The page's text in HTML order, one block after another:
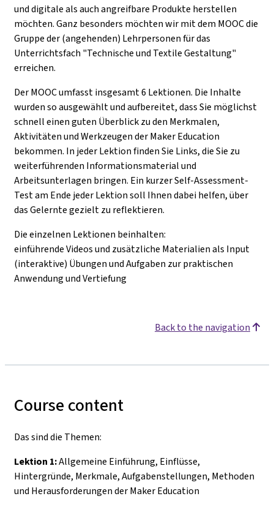
und digitale als auch angreifbare Produkte herstellen
möchten. Ganz besonders möchten wir mit dem MOOC die
Gruppe der (angehenden) Lehrpersonen für das
Unterrichtsfach "Technische und Textile Gestaltung"
erreichen.
Der MOOC umfasst insgesamt 6 Lektionen. Die Inhalte
wurden so ausgewählt und aufbereitet, dass Sie möglichst
schnell einen guten Überblick zu den Merkmalen,
Aktivitäten und Werkzeugen der Maker Education
bekommen. In jeder Lektion finden Sie Links, die Sie zu
weiterführenden Informationsmaterial und
Arbeitsunterlagen bringen. Ein kurzer Self-Assessment-
Test am Ende jeder Lektion soll Ihnen dabei helfen, über
das Gelernte gezielt zu reflektieren.
Die einzelnen Lektionen beinhalten:
einführende Videos und zusätzliche Materialien als Input
(interaktive) Übungen und Aufgaben zur praktischen
Anwendung und Vertiefung
Back to the navigation
Course content
Das sind die Themen:
Lektion 1:Allgemeine Einführung, Einflüsse,
Hintergründe, Merkmale, Aufgabenstellungen, Methoden
und Herausforderungen der Maker Education